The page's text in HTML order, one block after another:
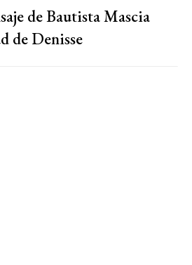
de Bautista Mascia
de Denisse